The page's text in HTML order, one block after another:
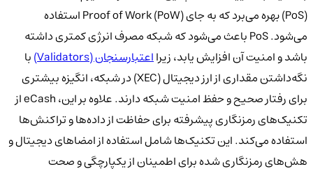
(PoS) بهره می‌برد که به جای Proof of Work (PoW) استفاده
می‌شود. PoS باعث می‌شود که شبکه مصرف انرژی کمتری داشته
باشد و امنیت آن افزایش یابد، زیرااعتبارسنجان (Validators)
با
نگه‌داشتن مقداری از ارز دیجیتال (XEC) در شبکه، انگیزه بیشتری
برای رفتار صحیح و حفظ امنیت شبکه دارند. علاوه بر این، eCash از
تکنیک‌های رمزنگاری پیشرفته برای حفاظت از داده‌ها و تراکنش‌ها
استفاده می‌کند. این تکنیک‌ها شامل استفاده از امضاهای دیجیتال و
هش‌های رمزنگاری شده برای اطمینان از یکپارچگی و صحت